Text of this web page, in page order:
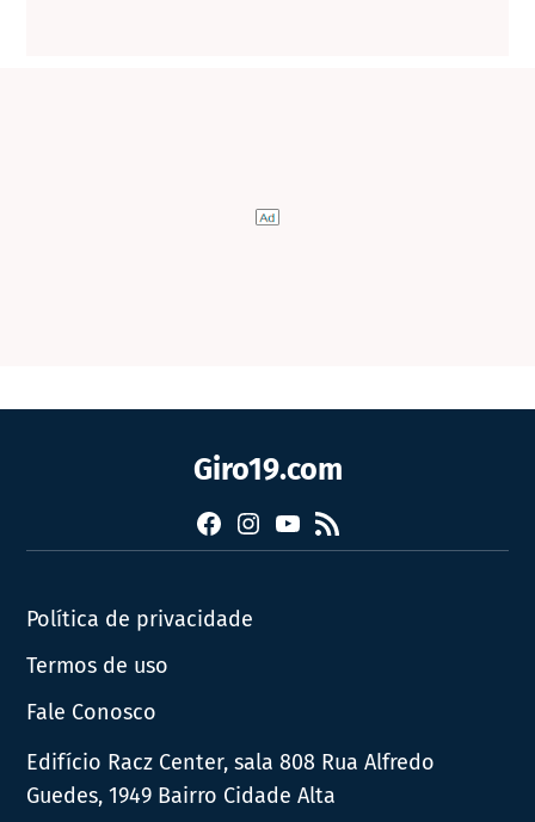
Giro19.com
FacebookInstagram
YouTube
RSS
Política de privacidade
Termos de uso
Fale Conosco
Edifício Racz Center, sala 808 Rua Alfredo
Guedes, 1949 Bairro Cidade Alta